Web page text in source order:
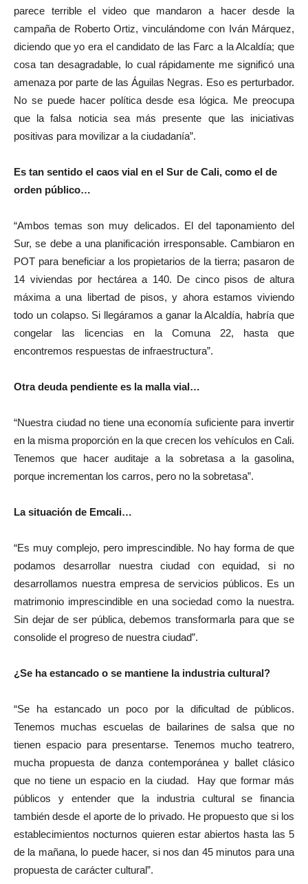
parece terrible el video que mandaron a hacer desde la
campaña de Roberto Ortiz, vinculándome con Iván Márquez,
diciendo que yo era el candidato de las Farc a la Alcaldía; que
cosa tan desagradable, lo cual rápidamente me significó una
amenaza por parte de las Águilas Negras. Eso es perturbador.
No se puede hacer política desde esa lógica. Me preocupa
que la falsa noticia sea más presente que las iniciativas
positivas para movilizar a la ciudadanía”.
Es tan sentido el caos vial en el Sur de Cali, como el de
orden público…
“Ambos temas son muy delicados. El del taponamiento del
Sur, se debe a una planificación irresponsable. Cambiaron en
POT para beneficiar a los propietarios de la tierra; pasaron de
14 viviendas por hectárea a 140. De cinco pisos de altura
máxima a una libertad de pisos, y ahora estamos viviendo
todo un colapso. Si llegáramos a ganar la Alcaldía, habría que
congelar las licencias en la Comuna 22, hasta que
encontremos respuestas de infraestructura”.
Otra deuda pendiente es la malla vial…
“Nuestra ciudad no tiene una economía suficiente para invertir
en la misma proporción en la que crecen los vehículos en Cali.
Tenemos que hacer auditaje a la sobretasa a la gasolina,
porque incrementan los carros, pero no la sobretasa”.
La situación de Emcali…
“Es muy complejo, pero imprescindible. No hay forma de que
podamos desarrollar nuestra ciudad con equidad, si no
desarrollamos nuestra empresa de servicios públicos. Es un
matrimonio imprescindible en una sociedad como la nuestra.
Sin dejar de ser pública, debemos transformarla para que se
consolide el progreso de nuestra ciudad”.
¿Se ha estancado o se mantiene la industria cultural?
“Se ha estancado un poco por la dificultad de públicos.
Tenemos muchas escuelas de bailarines de salsa que no
tienen espacio para presentarse. Tenemos mucho teatrero,
mucha propuesta de danza contemporánea y ballet clásico
que no tiene un espacio en la ciudad. Hay que formar más
públicos y entender que la industria cultural se financia
también desde el aporte de lo privado. He propuesto que si los
establecimientos nocturnos quieren estar abiertos hasta las 5
de la mañana, lo puede hacer, si nos dan 45 minutos para una
propuesta de carácter cultural”.